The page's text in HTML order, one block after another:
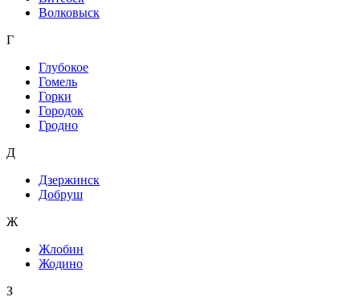
Волковыск
Г
Глубокое
Гомель
Горки
Городок
Гродно
Д
Дзержинск
Добруш
Ж
Жлобин
Жодино
З